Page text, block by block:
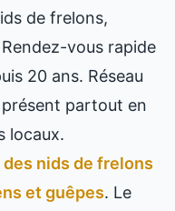
de frelons,
vous rapide
20 ans. Réseau
partout en
locaux.
des nids de frelons
et guêpes. Le